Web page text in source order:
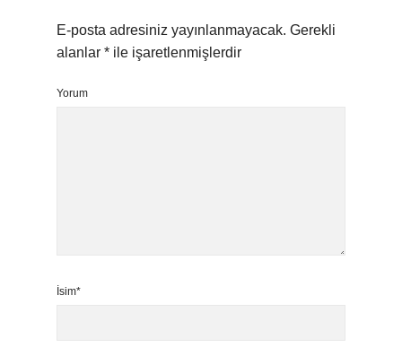
E-posta adresiniz yayınlanmayacak. Gerekli
alanlar * ile işaretlenmişlerdir
Yorum
İsim*